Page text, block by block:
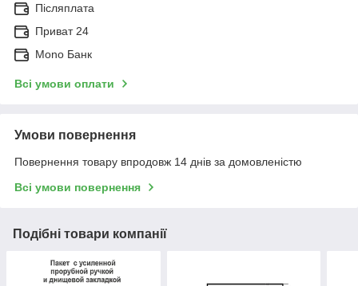
Післяплата
Приват 24
Mono Банк
Всі умови оплати
Умови повернення
Повернення товару впродовж 14 днів за домовленістю
Всі умови повернення
Подібні товари компанії